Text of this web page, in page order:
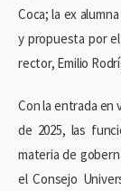
Coca; la ex
y propuesta por
rector, Emilio
Con la entrada en
de 2025, las
materia de
el Consejo